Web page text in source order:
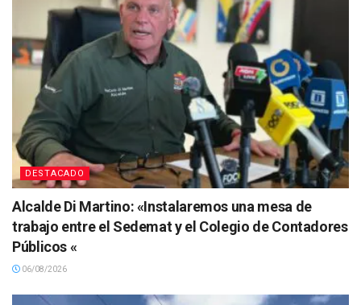
DESTACADO
Alcalde Di Martino: «Instalaremos una mesa de
trabajo entre el Sedemat y el Colegio de Contadores
Públicos «
06/08/2026